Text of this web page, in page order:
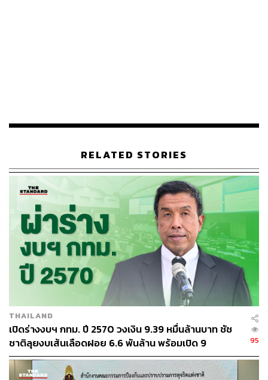
RELATED STORIES
THAILAND
เปิดร่างงบฯ กทม. ปี 2570 วงเงิน 9.39 หมื่นล้านบาท ชัช
ชาติลุยงบเส้นเลือดฝอย 6.6 พันล้าน พร้อมเปิด 9
ยุทธศาสตร์พัฒนาเมือง
95